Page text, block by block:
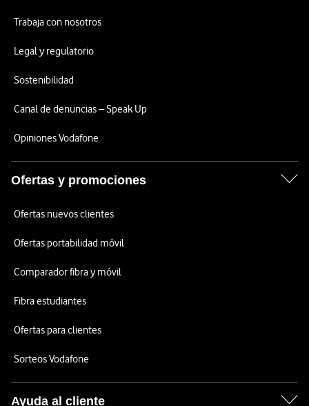
Trabaja con nosotros
Legal y regulatorio
Sostenibilidad
Canal de denuncias – Speak Up
Opiniones Vodafone
Ofertas y promociones
Ofertas nuevos clientes
Ofertas portabilidad móvil
Comparador fibra y móvil
Fibra estudiantes
Ofertas para clientes
Sorteos Vodafone
Ayuda al cliente